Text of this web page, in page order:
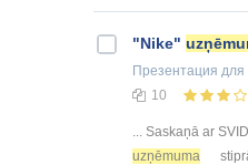
"Nike"
Презентация
10
... Saskaņā ar SVID
uzņēmuma